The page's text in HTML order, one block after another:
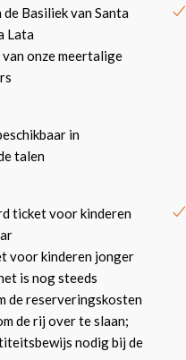
Basiliek van Santa
Lata
onze meertalige
in
talen
ticket voor kinderen
voor kinderen jonger
is nog steeds
de reserveringskosten
de rij over te slaan;
nodig bij de